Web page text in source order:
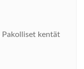
Pakolliset kentät